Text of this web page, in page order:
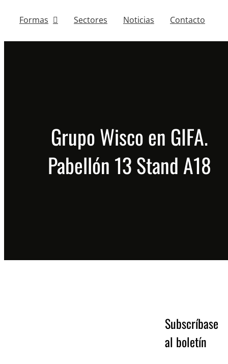
Formas Sectores Noticias Contacto
Grupo Wisco en GIFA.
Pabellón 13 Stand A18
Subscríbase
al boletín